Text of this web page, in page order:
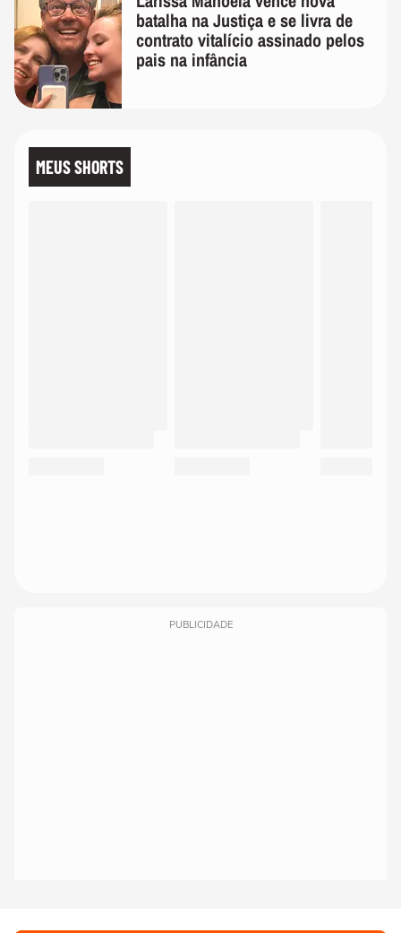
batalha na Justiça e se livra de
contrato vitalício assinado pelos
pais na infância
MEUS SHORTS
PUBLICIDADE